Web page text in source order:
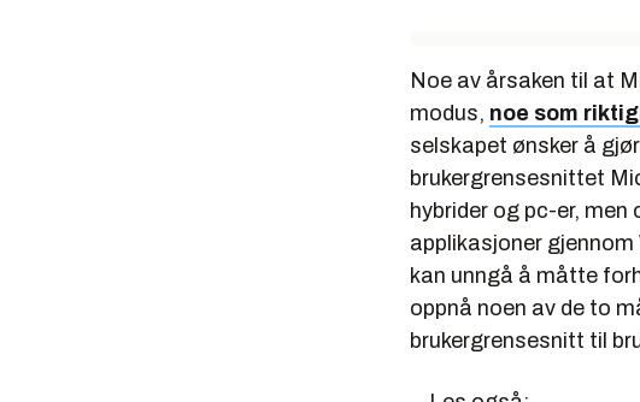
Noe av årsaken til at
modus, noe som
selskapet ønsker å
brukergrensesnittet
hybrider og pc-er,
applikasjoner
kan unngå å måtte
oppnå noen av de to
brukergrensesnitt til